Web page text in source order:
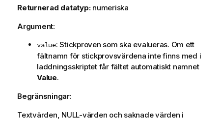
Returnerad datatyp: numeriska
Argument:
value: Stickproven som ska evalueras. Om ett
fältnamn för stickprovsvärdena inte finns med i
laddningsskriptet får fältet automatiskt namnet
Value.
Begränsningar:
Textvärden, NULL-värden och saknade värden i